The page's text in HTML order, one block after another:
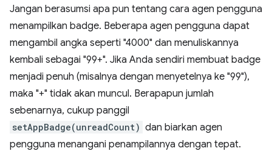
Jangan berasumsi apa pun tentang cara agen pengguna
menampilkan badge. Beberapa agen pengguna dapat
mengambil angka seperti "4000" dan menuliskannya
kembali sebagai "99+". Jika Anda sendiri membuat badge
menjadi penuh (misalnya dengan menyetelnya ke "99"),
maka "+" tidak akan muncul. Berapapun jumlah
sebenarnya, cukup panggil
setAppBadge(unreadCount) dan biarkan agen
pengguna menangani penampilannya dengan tepat.